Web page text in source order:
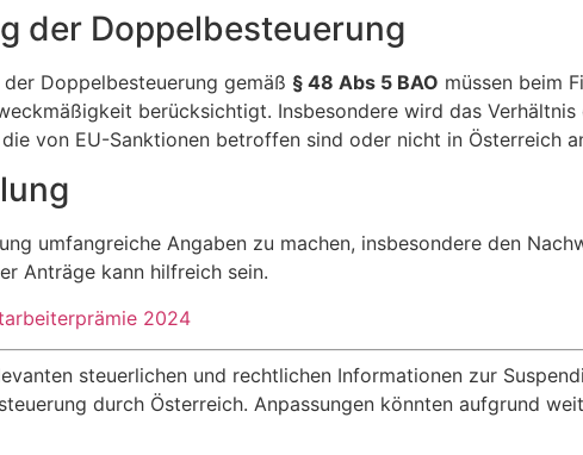
der Doppelbesteuerung
Doppelbesteuerung gemäß § 48 Abs 5 BAO müssen beim
berücksichtigt. Insbesondere wird das
von EU-Sanktionen betroffen sind oder nicht in Österreich
umfangreiche Angaben zu machen, insbesondere den
Anträge kann hilfreich sein.
2024
steuerlichen und rechtlichen Informationen zur
durch Österreich. Anpassungen könnten aufgrund